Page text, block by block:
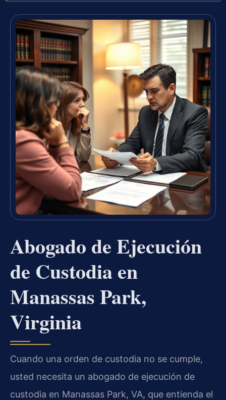
Abogado de Ejecución
de Custodia en
Manassas Park,
Virginia
Cuando una orden de custodia no se cumple,
usted necesita un abogado de ejecución de
custodia en Manassas Park, VA, que entienda el